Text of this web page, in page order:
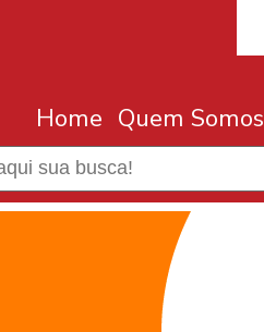
Home Quem Somos